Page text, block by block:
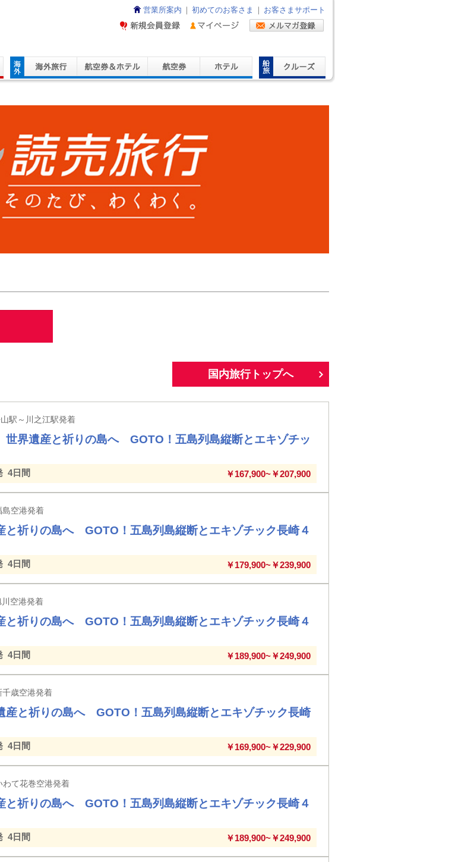
営業所案内 初めてのお客さま お客さまサポート
国内旅行トップへ
駅～川之江駅発着
世界遺産と祈りの島へ GOTO！五島列島縦断とエキゾチッ
4日間 ￥167,900~￥207,900
島空港発着
と祈りの島へ GOTO！五島列島縦断とエキゾチック長崎４
4日間 ￥179,900~￥239,900
川空港発着
と祈りの島へ GOTO！五島列島縦断とエキゾチック長崎４
4日間 ￥189,900~￥249,900
千歳空港発着
産と祈りの島へ GOTO！五島列島縦断とエキゾチック長崎
4日間 ￥169,900~￥229,900
わて花巻空港発着
と祈りの島へ GOTO！五島列島縦断とエキゾチック長崎４
4日間 ￥189,900~￥249,900